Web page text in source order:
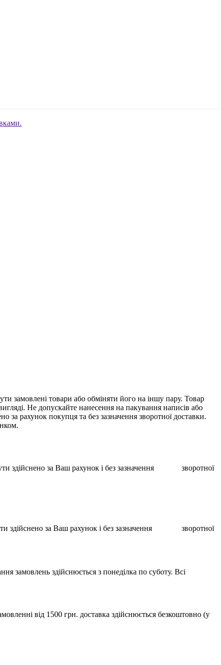
замовлені товари або обміняти його на іншу пару. Товар
Не допускайте нанесення на пакування написів або
рахунок покупця та без зазначення зворотної доставки.
здійснено за Ваш рахунок і без зазначення зворотної
здійснено за Ваш рахунок і без зазначення зворотної
замовлень здійснюється з понеділка по суботу. Всі
від 1500 грн. доставка здійснюється безкоштовно (у